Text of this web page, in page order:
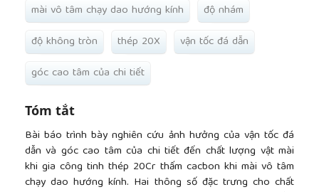
mài vô tâm chạy dao hướng kính
độ nhám
độ không tròn
thép 20X
vận tốc đá dẫn
góc cao tâm của chi tiết
Tóm tắt
Bài báo trình bày nghiên cứu ảnh hưởng của vận tốc đá
dẫn và góc cao tâm của chi tiết đến chất lượng vật mài
khi gia công tinh thép 20Cr thấm cacbon khi mài vô tâm
chạy dao hướng kính. Hai thông số đặc trưng cho chất